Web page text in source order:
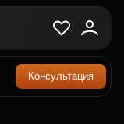
Консультация